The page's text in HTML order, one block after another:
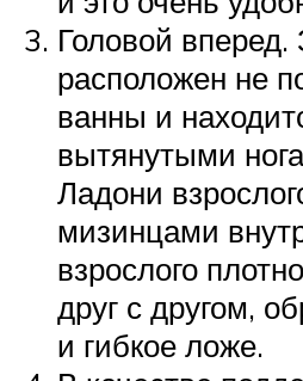
Головой вперед.
расположен не
ванны и
вытянутыми
Ладони
мизинцами
взрослого
друг с другом,
и гибкое ложе.